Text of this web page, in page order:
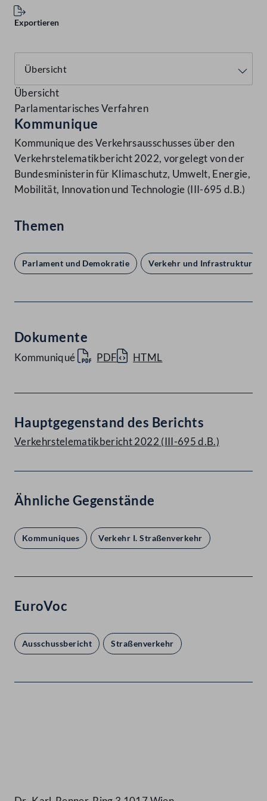
Exportieren
Übersicht
Parlamentarisches Verfahren
Kommunique
Kommunique des Verkehrsausschusses über den
Verkehrstelematikbericht 2022, vorgelegt von der
Bundesministerin für Klimaschutz, Umwelt, Energie,
Mobilität, Innovation und Technologie (III-695 d.B.)
Themen
Parlament und Demokratie Verkehr und Infrastruktur
Dokumente
Kommuniqué PDF HTML
Hauptgegenstand des Berichts
Verkehrstelematikbericht 2022 (III-695 d.B.)
Ähnliche Gegenstände
Kommuniques Verkehr I. Straßenverkehr
EuroVoc
Ausschussbericht Straßenverkehr